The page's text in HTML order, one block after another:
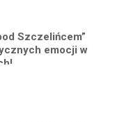
Szczelińcem”
emocji w